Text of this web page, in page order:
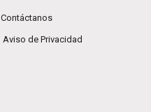
Contáctanos
Aviso de Privacidad